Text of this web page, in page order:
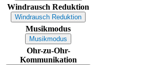
Windrausch Reduktion
Windrausch Reduktion
Musikmodus
Musikmodus
Ohr-zu-Ohr-
Kommunikation